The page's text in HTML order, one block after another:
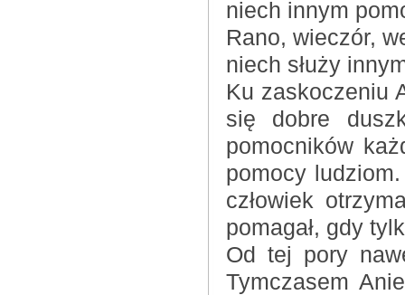
niech innym
Rano, wieczór,
niech służy
Ku zaskoczeniu
się dobre
pomocników
pomocy
człowiek
pomagał, gdy
Od tej pory
Tymczasem